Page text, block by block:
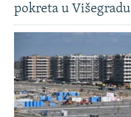
pokreta u Višegradu